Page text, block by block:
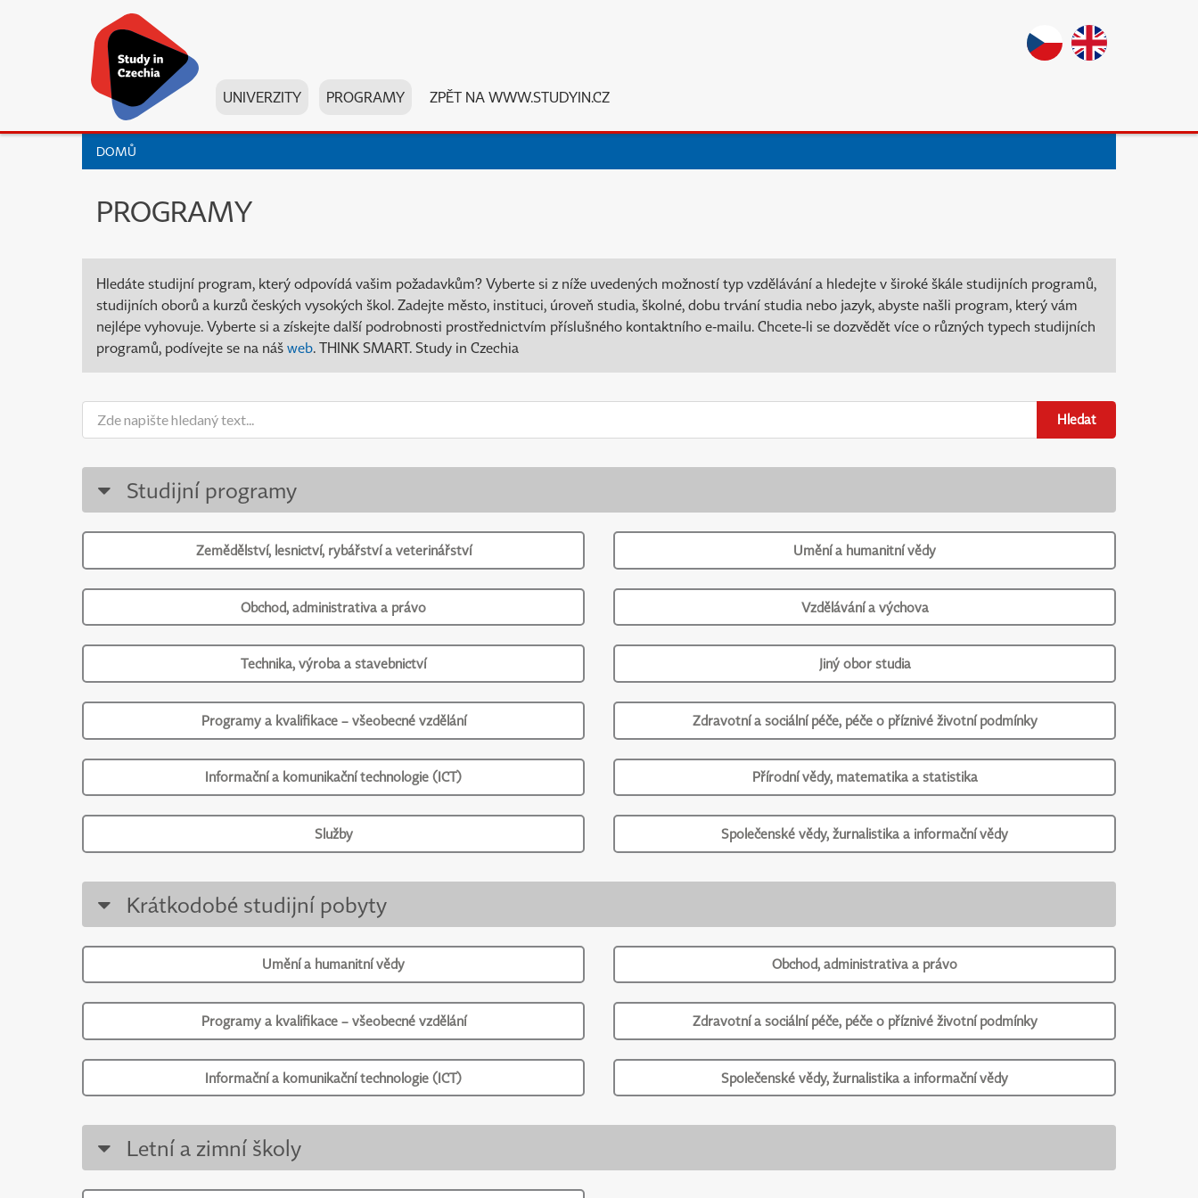
UNIVERZITY PROGRAMY ZPĚT NA WWW.STUDYIN.CZ
DOMŮ
PROGRAMY
Hledáte studijní program, který odpovídá vašim požadavkům? Vyberte si z níže uvedených možností typ vzdělávání a hledejte v široké škále studijních programů,
studijních oborů a kurzů českých vysokých škol. Zadejte město, instituci, úroveň studia, školné, dobu trvání studia nebo jazyk, abyste našli program, který vám
nejlépe vyhovuje. Vyberte si a získejte další podrobnosti prostřednictvím příslušného kontaktního e-mailu. Chcete-li se dozvědět více o různých typech studijních
programů, podívejte se na náš web. THINK SMART. Study in Czechia
Hledat
Studijní programy
Zemědělství, lesnictví, rybářství a veterinářství Umění a humanitní vědy
Obchod, administrativa a právo Vzdělávání a výchova
Technika, výroba a stavebnictví Jiný obor studia
Programy a kvalifikace – všeobecné vzdělání Zdravotní a sociální péče, péče o příznivé životní podmínky
Informační a komunikační technologie (ICT) Přírodní vědy, matematika a statistika
Služby Společenské vědy, žurnalistika a informační vědy
Krátkodobé studijní pobyty
Umění a humanitní vědy Obchod, administrativa a právo
Programy a kvalifikace – všeobecné vzdělání Zdravotní a sociální péče, péče o příznivé životní podmínky
Informační a komunikační technologie (ICT) Společenské vědy, žurnalistika a informační vědy
Letní a zimní školy